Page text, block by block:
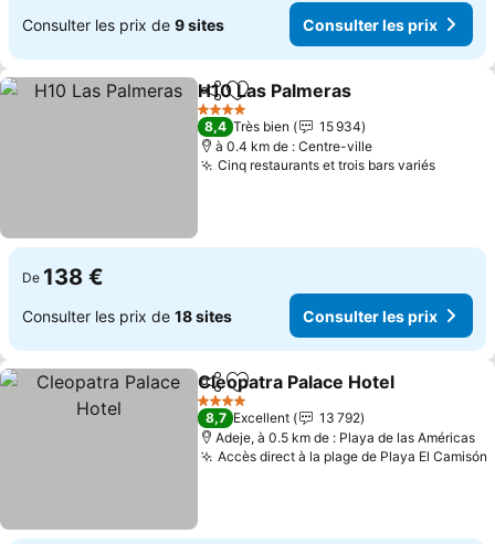
Consulter les prix de 9 sites Consulter les prix
PartagerAjouter à mes favoris
H10 Las Palmeras
4 Étoiles
8,4 Très bien
15 934
à 0.4 km de : Centre-ville
Cinq restaurants et trois bars variés
De 138 €
Consulter les prix de 18 sites Consulter les prix
PartagerAjouter à mes favoris
Cleopatra Palace Hotel
4 Étoiles
8,7 Excellent
13 792
Adeje, à 0.5 km de : Playa de las Américas
Accès direct à la plage de Playa El Camisón